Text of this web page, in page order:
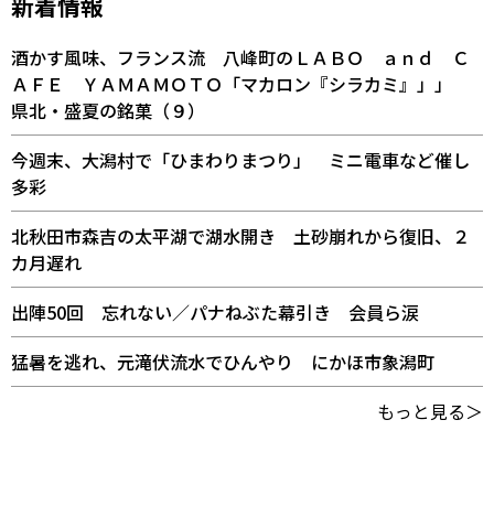
酒かす風味、フランス流 八峰町のＬＡＢＯ ａｎｄ Ｃ
ＡＦＥ ＹＡＭＡＭＯＴＯ「マカロン『シラカミ』」」
県北・盛夏の銘菓（９）
今週末、大潟村で「ひまわりまつり」 ミニ電車など催し
多彩
北秋田市森吉の太平湖で湖水開き 土砂崩れから復旧、２
カ月遅れ
出陣50回 忘れない／パナねぶた幕引き 会員ら涙
猛暑を逃れ、元滝伏流水でひんやり にかほ市象潟町
もっと見る＞